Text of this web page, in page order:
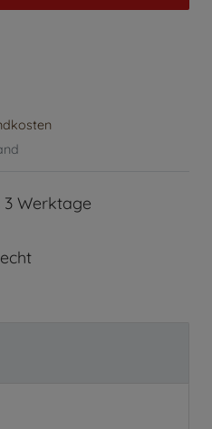
3 Werktage